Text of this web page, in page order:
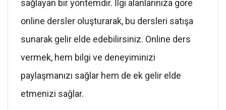
sağlayan bir yöntemdir. İlgi alanlarınıza göre
online dersler oluşturarak, bu dersleri satışa
sunarak gelir elde edebilirsiniz. Online ders
vermek, hem bilgi ve deneyiminizi
paylaşmanızı sağlar hem de ek gelir elde
etmenizi sağlar.